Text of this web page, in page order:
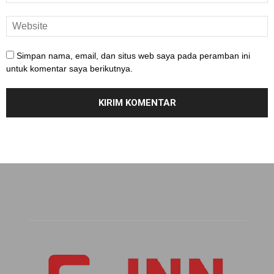
Simpan nama, email, dan situs web saya pada peramban ini
untuk komentar saya berikutnya.